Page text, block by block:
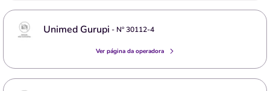
Unimed Gurupi - Nº30112-4
Ver página da operadora